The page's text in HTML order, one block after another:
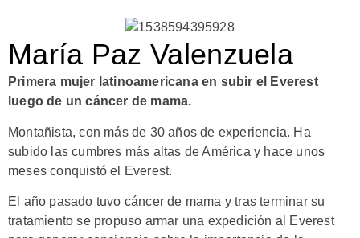
María Paz Valenzuela
Primera mujer latinoamericana en subir el Everest
luego de un cáncer de mama.
Montañista, con más de 30 años de experiencia. Ha
subido las cumbres más altas de América y hace unos
meses conquistó el Everest.
El año pasado tuvo cáncer de mama y tras terminar su
tratamiento se propuso armar una expedición al Everest